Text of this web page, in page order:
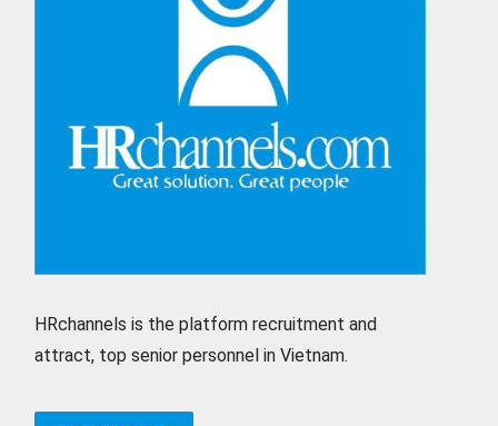
HRchannels is the platform recruitment and
attract, top senior personnel in Vietnam.